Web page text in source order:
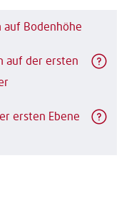
auf Bodenhöhe
auf der ersten
ersten Ebene